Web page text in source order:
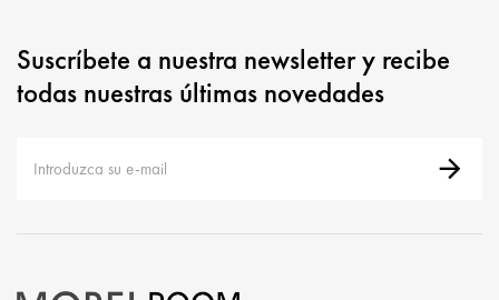
Suscríbete a nuestra newsletter y recibe
todas nuestras últimas novedades